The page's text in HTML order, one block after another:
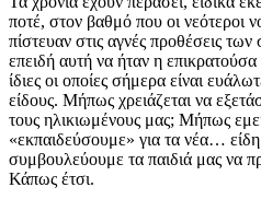
ποτέ, στον βαθμό που οι νεότεροι
πίστευαν στις αγνές προθέσεις
επειδή αυτή να ήταν η
ίδιες οι οποίες σήμερα είναι
είδους. Μήπως χρειάζεται να
τους ηλικιωμένους μας; Μήπως
«εκπαιδεύσουμε» για τα νέα…
συμβουλεύουμε τα παιδιά μας να
Κάπως έτσι.